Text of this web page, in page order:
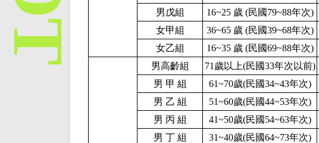
男戊組
16~25 歲 (民國79~88年次)
女甲組
36~65 歲 (民國39~68年次)
女乙組
16~35 歲 (民國69~88年次)
男高齡組 71歲以上(民國33年次以前)
男 甲 組
61~70歲(民國34~43年次)
男 乙 組
51~60歲(民國44~53年次)
男 丙 組
41~50歲(民國54~63年次)
男 丁 組
31~40歲(民國64~73年次)